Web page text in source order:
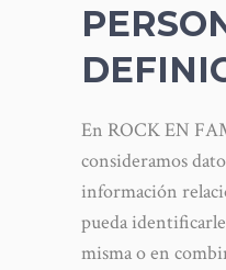
En ROCK EN
consideramos
información
pueda
misma o en